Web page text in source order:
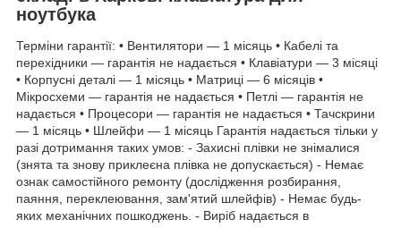
ноутбука
Терміни гарантії: • Вентилятори — 1 місяць • Кабелі та
перехідники — гарантія не надається • Клавіатури — 3 місяці
• Корпусні деталі — 1 місяць • Матриці — 6 місяців •
Мікросхеми — гарантія не надається • Петлі — гарантія не
надається • Процесори — гарантія не надається • Тачскрини
— 1 місяць • Шлейфи — 1 місяць Гарантія надається тільки у
разі дотримання таких умов: - Захисні плівки не знімалися
(знята та знову приклеєна плівка не допускається) - Немає
ознак самостійного ремонту (дослідження розбирання,
паяння, переклеювання, зам'ятий шлейфів) - Немає будь-
яких механічних пошкоджень. - Виріб надається в